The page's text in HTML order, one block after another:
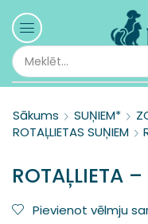
Sākums SUŅIEM*
ROTAĻLIETAS SUŅIEM
ROTAĻLIETA
Pievienot vēlmju